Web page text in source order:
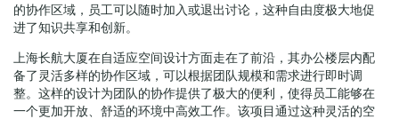
的协作区域，员工可以随时加入或退出讨论，这种自由度极大地促
进了知识共享和创新。
上海长航大厦在自适应空间设计方面走在了前沿，其办公楼层内配
备了灵活多样的协作区域，可以根据团队规模和需求进行即时调
整。这样的设计为团队的协作提供了极大的便利，使得员工能够在
一个更加开放、舒适的环境中高效工作。该项目通过这种灵活的空